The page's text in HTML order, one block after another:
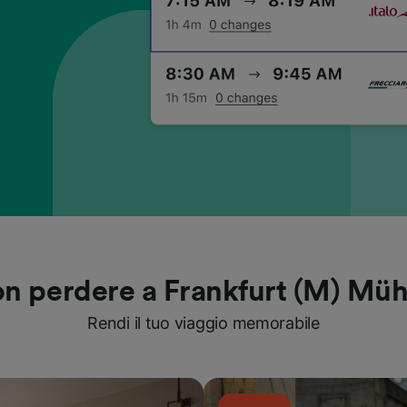
perdere a Frankfurt (M)
Rendi il tuo viaggio memorabile